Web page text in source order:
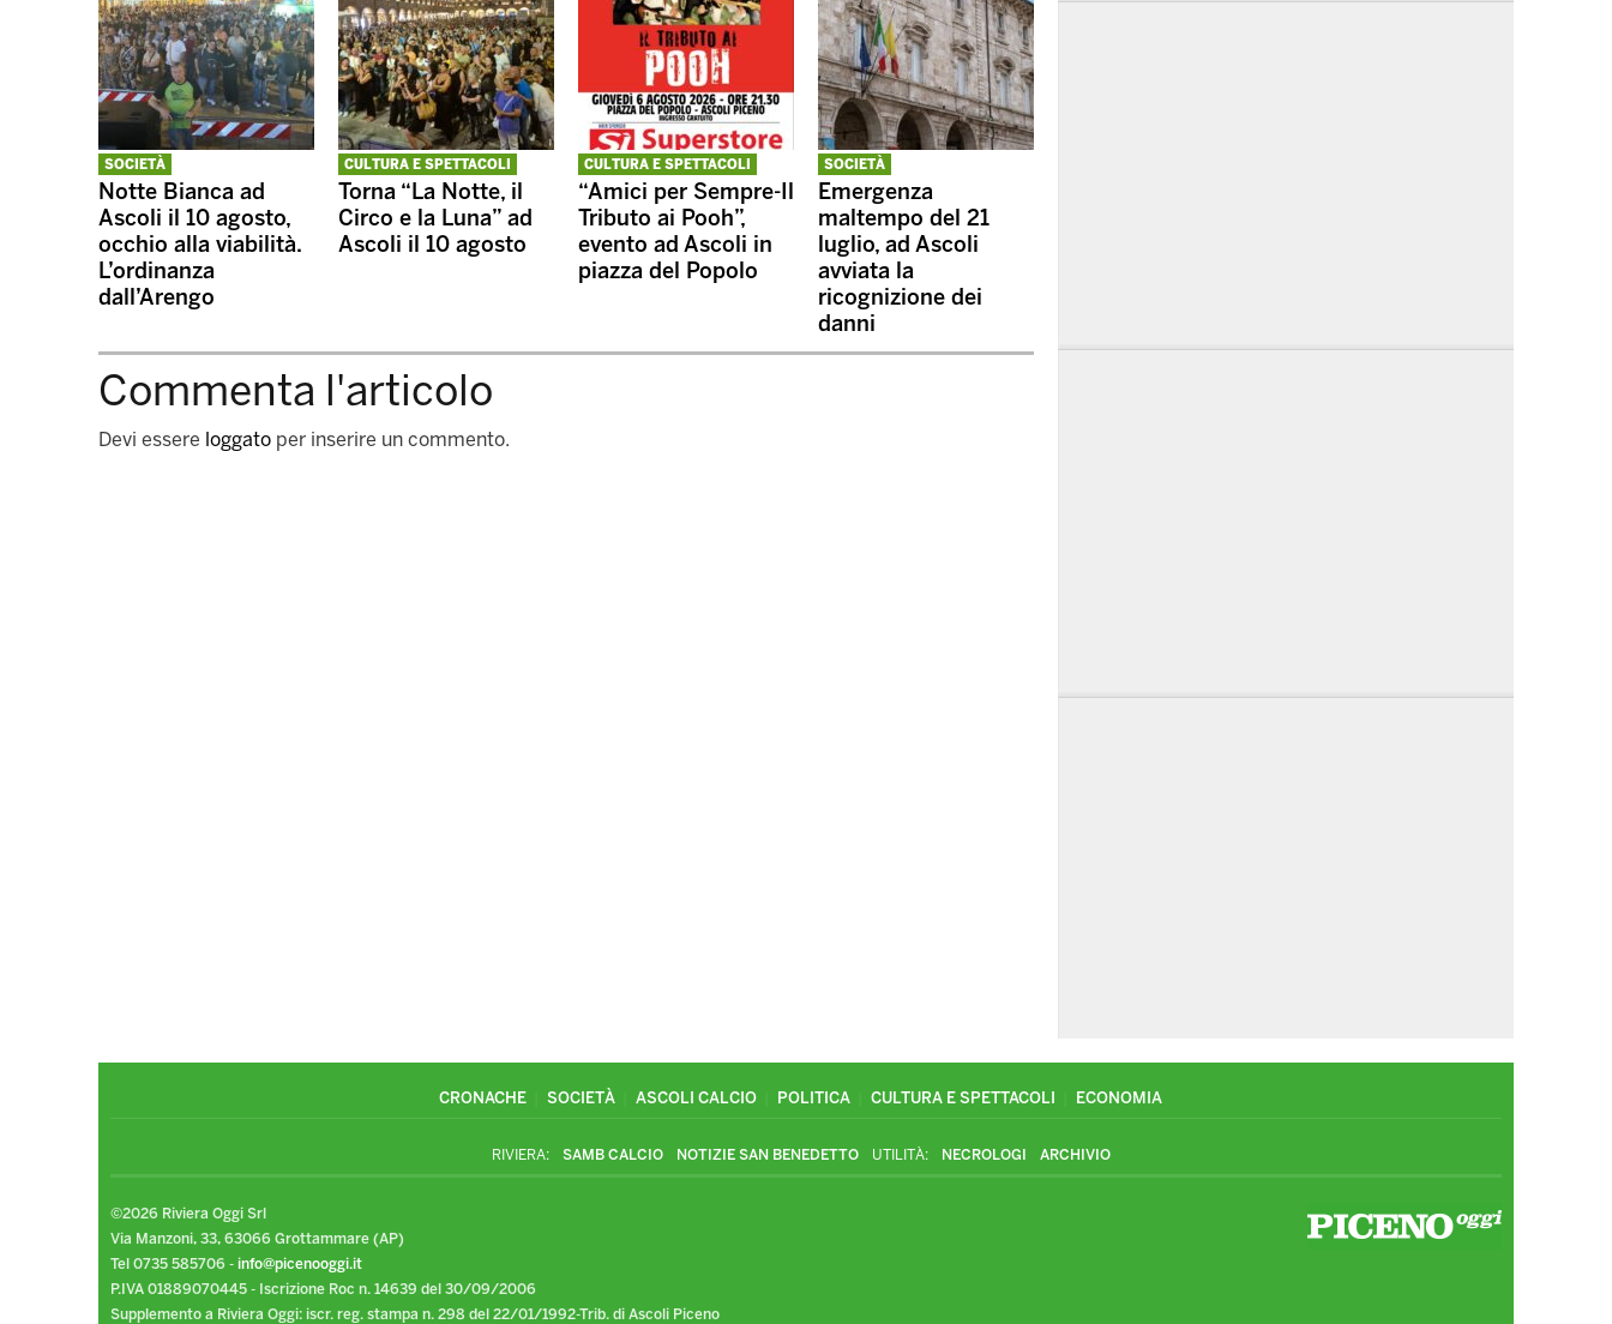
SOCIETÀ
Notte Bianca ad
Ascoli il 10 agosto,
occhio alla viabilità.
L’ordinanza
dall’Arengo
CULTURA E SPETTACOLI
Torna “La Notte, il
Circo e la Luna” ad
Ascoli il 10 agosto
CULTURA E SPETTACOLI
“Amici per Sempre-Il
Tributo ai Pooh”,
evento ad Ascoli in
piazza del Popolo
SOCIETÀ
Emergenza
maltempo del 21
luglio, ad Ascoli
avviata la
ricognizione dei
danni
Commenta l'articolo
Devi essere loggato per inserire un commento.
CRONACHE SOCIETÀ ASCOLI CALCIO POLITICA CULTURA E SPETTACOLI ECONOMIA
RIVIERA: SAMB CALCIO NOTIZIE SAN BENEDETTO UTILITÀ: NECROLOGI ARCHIVIO
©2026 Riviera Oggi Srl
Via Manzoni, 33, 63066 Grottammare (AP)
Tel 0735 585706 - info@picenooggi.it
P.IVA 01889070445 - Iscrizione Roc n. 14639 del 30/09/2006
Supplemento a Riviera Oggi: iscr. reg. stampa n. 298 del 22/01/1992-Trib. di Ascoli Piceno